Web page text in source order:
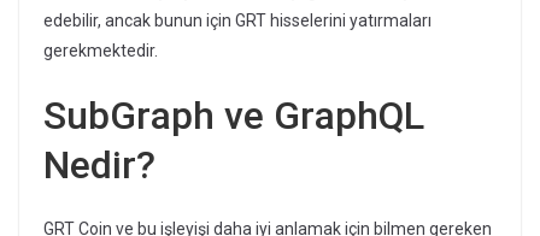
edebilir, ancak bunun için GRT hisselerini yatırmaları
gerekmektedir.
SubGraph ve GraphQL
Nedir?
GRT Coin ve bu işleyişi daha iyi anlamak için bilmen gereken